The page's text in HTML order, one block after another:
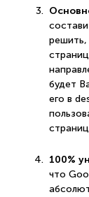
решить,
будет
его в
100%
что